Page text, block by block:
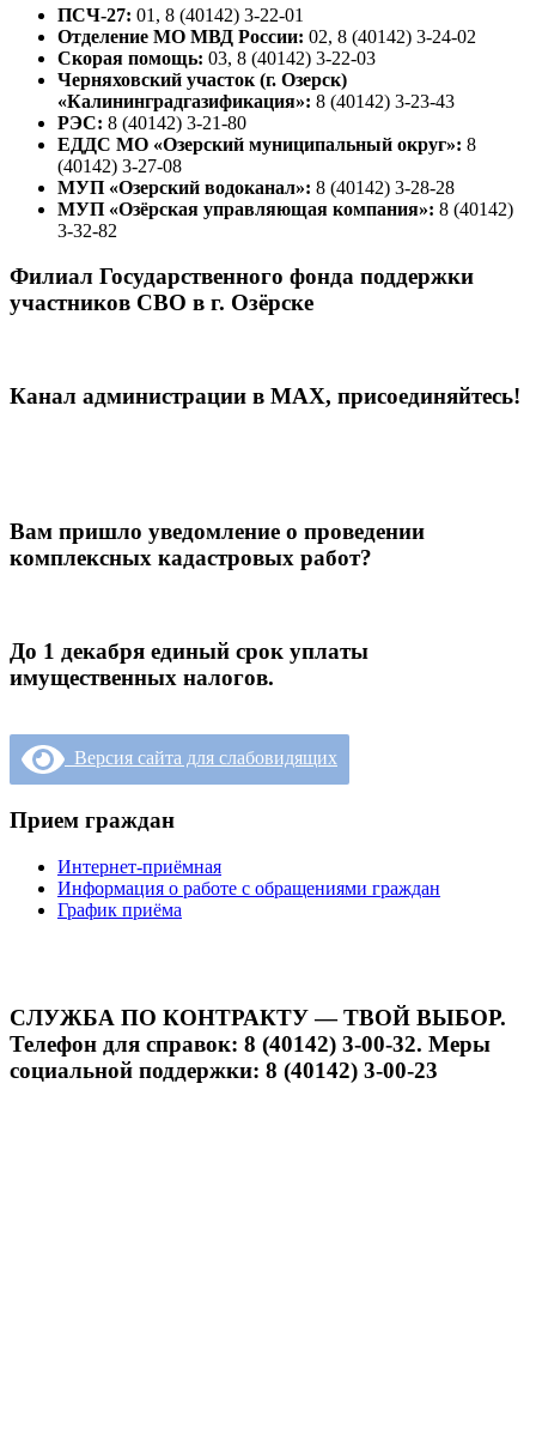
ПСЧ-27: 01, 8 (40142) 3-22-01
Отделение МО МВД России: 02, 8 (40142) 3-24-02
Скорая помощь: 03, 8 (40142) 3-22-03
Черняховский участок (г. Озерск)
«Калининградгазификация»: 8 (40142) 3-23-43
РЭС: 8 (40142) 3-21-80
ЕДДС МО «Озерский муниципальный округ»: 8
(40142) 3-27-08
МУП «Озерский водоканал»: 8 (40142) 3-28-28
МУП «Озёрская управляющая компания»: 8 (40142)
3-32-82
Филиал Государственного фонда поддержки
участников СВО в г. Озёрске
Канал администрации в МАХ, присоединяйтесь!
Вам пришло уведомление о проведении
комплексных кадастровых работ?
До 1 декабря единый срок уплаты
имущественных налогов.
Версия сайта для слабовидящих
Прием граждан
Интернет-приёмная
Информация о работе с обращениями граждан
График приёма
СЛУЖБА ПО КОНТРАКТУ — ТВОЙ ВЫБОР.
Телефон для справок: 8 (40142) 3-00-32. Меры
социальной поддержки: 8 (40142) 3-00-23